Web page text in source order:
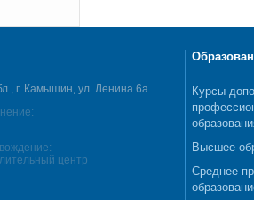
г. Камышин, ул. Ленина 6а
центр
Курсы
Высшее
Среднее